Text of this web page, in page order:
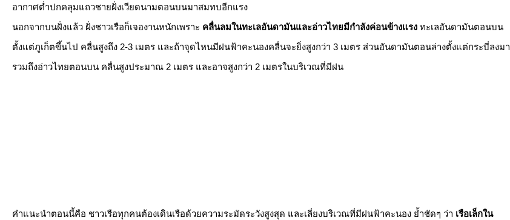
อากาศต่ำปกคลุมแถวชายฝั่งเวียดนามตอนบนมาสมทบอีกแรง
​นอกจากบนฝั่งแล้ว ฝั่งชาวเรือก็เจองานหนักเพราะ คลื่นลมในทะเลอันดามันและอ่าวไทยมีกำลังค่อนข้างแรง ทะเลอันดามันตอนบน
ตั้งแต่ภูเก็ตขึ้นไป คลื่นสูงถึง 2-3 เมตร และถ้าจุดไหนมีฝนฟ้าคะนองคลื่นจะยิ่งสูงกว่า 3 เมตร ส่วนอันดามันตอนล่างตั้งแต่กระบี่ลงมา
รวมถึงอ่าวไทยตอนบน คลื่นสูงประมาณ 2 เมตร และอาจสูงกว่า 2 เมตรในบริเวณที่มีฝน
คำแนะนำตอนนี้คือ ชาวเรือทุกคนต้องเดินเรือด้วยความระมัดระวังสูงสุด และเลี่ยงบริเวณที่มีฝนฟ้าคะนอง ย้ำชัดๆ ว่า เรือเล็กใน